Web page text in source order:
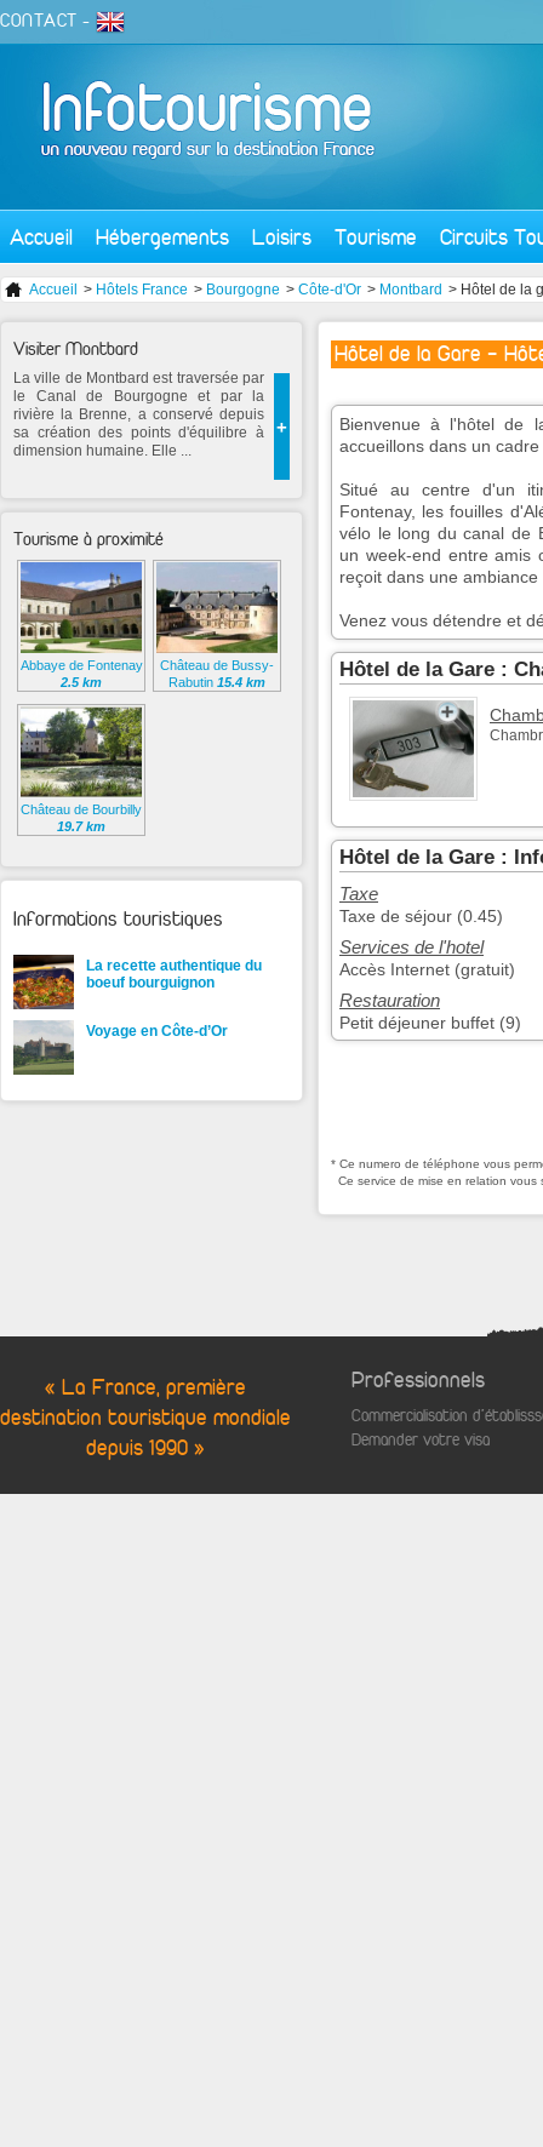
CONTACT -
Accueil Hébergements Loisirs Tourisme Circuits
Accueil > Hôtels France > Bourgogne > Côte-d'Or > Montbard > Hôtel de la
Hôtel de la Gare -
Bienvenue à l'hôtel de
accueillons dans un
Situé au centre d'un
Fontenay, les fouilles
vélo le long du canal de
un week-end entre amis
reçoit dans une
Venez vous détendre et
Hôtel de la Gare :
Hôtel de la Gare :
Taxe
Taxe de séjour (0.45)
Services de l'hotel
Accès Internet (gratuit)
Restauration
Petit déjeuner buffet (9)
* Ce numero de téléphone vous
Ce service de mise en relation
Visiter Montbard
+
La ville de Montbard est traversée par
le Canal de Bourgogne et par la
rivière la Brenne, a conservé depuis
sa création des points d'équilibre à
dimension humaine. Elle ...
Tourisme à proximité
Abbaye de Fontenay
2.5 km
Château de Bussy-
Rabutin 15.4 km
Château de Bourbilly
19.7 km
Informations touristiques
La recette authentique du
boeuf bourguignon
Voyage en Côte-d’Or
« La France, première
destination touristique mondiale
depuis 1990 »
Professionnels
Commercialisation
Demander votre visa